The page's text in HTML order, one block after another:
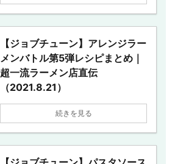
【ジョブチューン】アレンジラー
メンバトル第5弾レシピまとめ｜
超一流ラーメン店直伝
（2021.8.21）
続きを見る